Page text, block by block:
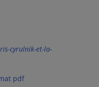
cyrulnik-et-la-
pdf